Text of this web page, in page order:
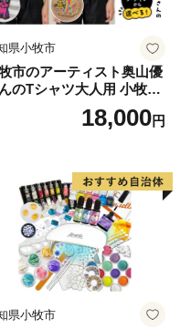
県小牧市
市のアーティスト奥山優
のTシャツ大人用 小牧市
18,000円
県小牧市